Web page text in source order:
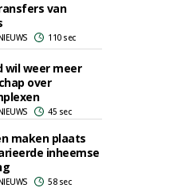
van
110 sec
wil weer meer
over
45 sec
maken plaats
inheemse
58 sec